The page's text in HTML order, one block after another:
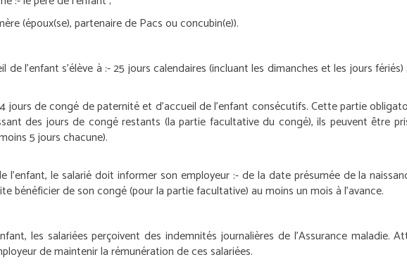
(époux(se), partenaire de Pacs ou concubin(e)).
l’enfant s’élève à :- 25 jours calendaires (incluant les dimanches et les jours fériés)
jours de congé de paternité et d’accueil de l’enfant consécutifs. Cette partie
des jours de congé restants (la partie facultative du congé), ils peuvent être
5 jours chacune).
le salarié doit informer son employeur :- de la date présumée de la
bénéficier de son congé (pour la partie facultative) au moins un mois à l’avance.
les salariées perçoivent des indemnités journalières de l’Assurance maladie.
de maintenir la rémunération de ces salariées.